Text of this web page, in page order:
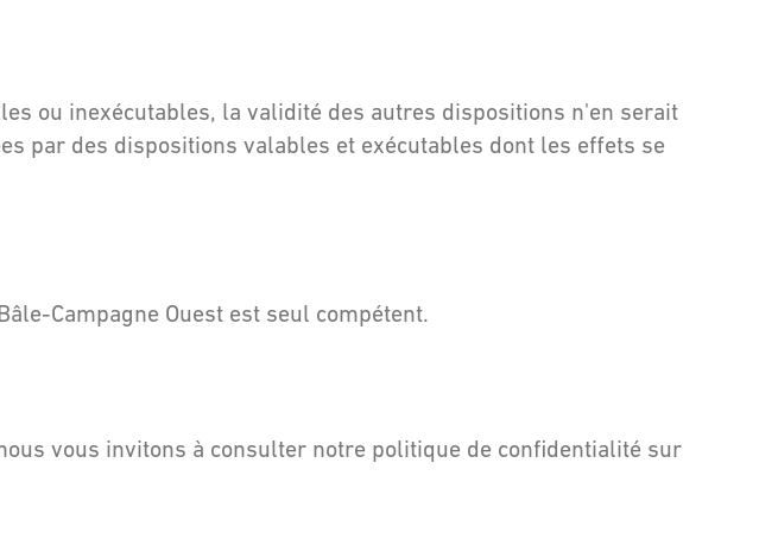
ou inexécutables, la validité des autres dispositions n'en serait
par des dispositions valables et exécutables dont les effets se
Campagne Ouest est seul compétent.
vous invitons à consulter notre politique de confidentialité sur